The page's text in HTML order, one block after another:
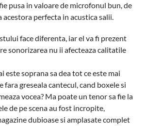
pusa in valoare de microfonul bun, de
acestora perfecta in acustica salii.
face diferenta, iar el va fi prezent
sonorizarea nu ii afecteaza calitatile
este soprana sa dea tot ce este mai
fara greseala cantecul, cand boxele si
vocea? Ma poate un tenor sa fie la
de pe scena au fost incropite,
dubioase si amplasate complet